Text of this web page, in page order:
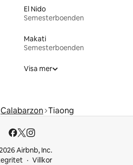
El Nido
Semesterboenden
Makati
Semesterboenden
Visa mer
Calabarzon Tiaong
Airbnb, Inc.
Villkor